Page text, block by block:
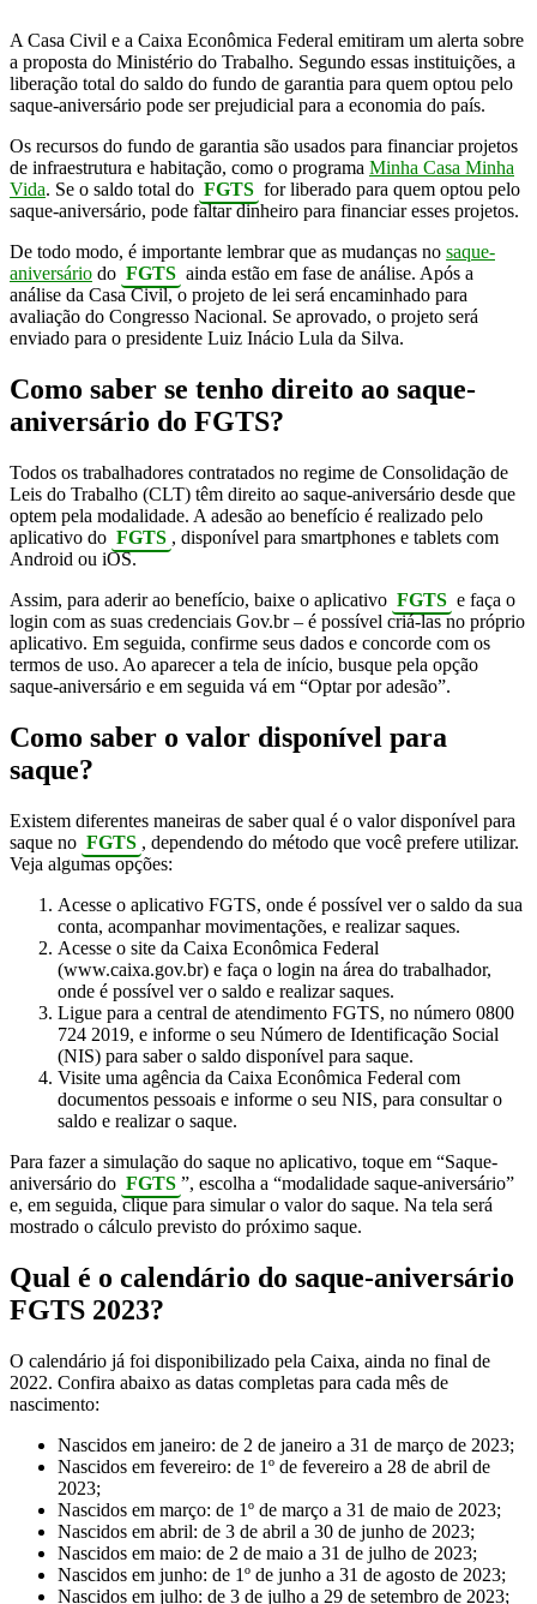
A Casa Civil e a Caixa Econômica Federal emitiram um alerta sobre
a proposta do Ministério do Trabalho. Segundo essas instituições, a
liberação total do saldo do fundo de garantia para quem optou pelo
saque-aniversário pode ser prejudicial para a economia do país.
Os recursos do fundo de garantia são usados para financiar projetos
de infraestrutura e habitação, como o programa Minha Casa Minha
Vida. Se o saldo total do FGTS for liberado para quem optou pelo
saque-aniversário, pode faltar dinheiro para financiar esses projetos.
De todo modo, é importante lembrar que as mudanças no saque-
aniversário do FGTS ainda estão em fase de análise. Após a
análise da Casa Civil, o projeto de lei será encaminhado para
avaliação do Congresso Nacional. Se aprovado, o projeto será
enviado para o presidente Luiz Inácio Lula da Silva.
Como saber se tenho direito ao saque-
aniversário do FGTS?
Todos os trabalhadores contratados no regime de Consolidação de
Leis do Trabalho (CLT) têm direito ao saque-aniversário desde que
optem pela modalidade. A adesão ao benefício é realizado pelo
aplicativo do FGTS , disponível para smartphones e tablets com
Android ou iOS.
Assim, para aderir ao benefício, baixe o aplicativo FGTS e faça o
login com as suas credenciais Gov.br – é possível criá-las no próprio
aplicativo. Em seguida, confirme seus dados e concorde com os
termos de uso. Ao aparecer a tela de início, busque pela opção
saque-aniversário e em seguida vá em “Optar por adesão”.
Como saber o valor disponível para
saque?
Existem diferentes maneiras de saber qual é o valor disponível para
saque no FGTS , dependendo do método que você prefere utilizar.
Veja algumas opções:
Acesse o aplicativo FGTS, onde é possível ver o saldo da sua
conta, acompanhar movimentações, e realizar saques.
Acesse o site da Caixa Econômica Federal
(www.caixa.gov.br) e faça o login na área do trabalhador,
onde é possível ver o saldo e realizar saques.
Ligue para a central de atendimento FGTS, no número 0800
724 2019, e informe o seu Número de Identificação Social
(NIS) para saber o saldo disponível para saque.
Visite uma agência da Caixa Econômica Federal com
documentos pessoais e informe o seu NIS, para consultar o
saldo e realizar o saque.
Para fazer a simulação do saque no aplicativo, toque em “Saque-
aniversário do FGTS ”, escolha a “modalidade saque-aniversário”
e, em seguida, clique para simular o valor do saque. Na tela será
mostrado o cálculo previsto do próximo saque.
Qual é o calendário do saque-aniversário
FGTS 2023?
O calendário já foi disponibilizado pela Caixa, ainda no final de
2022. Confira abaixo as datas completas para cada mês de
nascimento:
Nascidos em janeiro: de 2 de janeiro a 31 de março de 2023;
Nascidos em fevereiro: de 1º de fevereiro a 28 de abril de
2023;
Nascidos em março: de 1º de março a 31 de maio de 2023;
Nascidos em abril: de 3 de abril a 30 de junho de 2023;
Nascidos em maio: de 2 de maio a 31 de julho de 2023;
Nascidos em junho: de 1º de junho a 31 de agosto de 2023;
Nascidos em julho: de 3 de julho a 29 de setembro de 2023;